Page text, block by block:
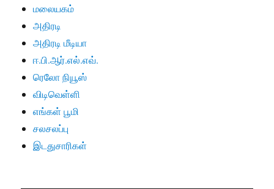
மலையகம்
அதிரடி
அதிரடி மீடியா
ஈ.பி.ஆர்.எல்.எவ்.
ரெலோ நியூஸ்
விடிவெள்ளி
எங்கள் பூமி
சலசலப்பு
இடதுசாரிகள்